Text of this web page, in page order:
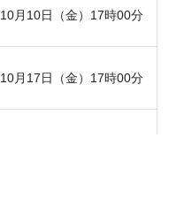
10月10日（金）17時00分
10月17日（金）17時00分